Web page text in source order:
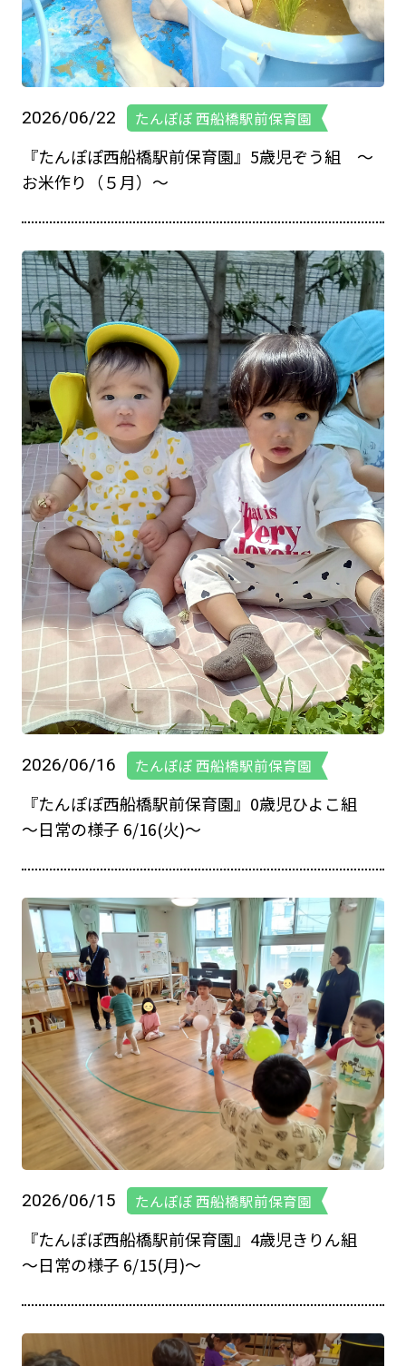
2026/06/22 たんぽぽ 西船橋駅前保育園
『たんぽぽ西船橋駅前保育園』5歳児ぞう組 ～
お米作り（５月）～
2026/06/16 たんぽぽ 西船橋駅前保育園
『たんぽぽ西船橋駅前保育園』0歳児ひよこ組
～日常の様子 6/16(火)～
2026/06/15 たんぽぽ 西船橋駅前保育園
『たんぽぽ西船橋駅前保育園』4歳児きりん組
～日常の様子 6/15(月)～